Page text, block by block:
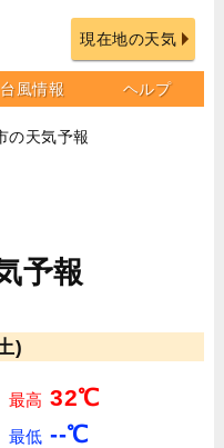
現在地の天気
台風情報 ヘルプ
の天気予報
予報
)
最高 32℃
最低 --℃